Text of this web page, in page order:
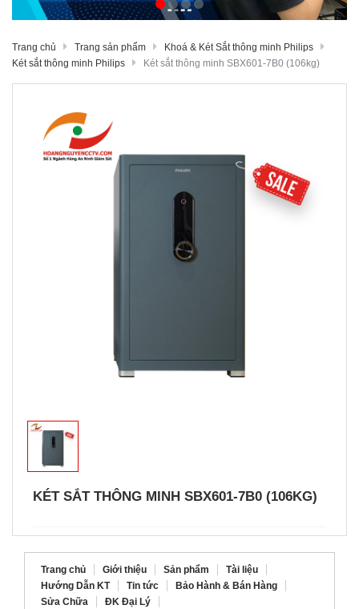
Trang chủ Trang sản phẩm
Khoá & Két Sắt thông minh Philips
Két sắt thông minh Philips
Két sắt thông minh SBX601-7B0 (106kg)
KÉT SẮT THÔNG MINH SBX601-7B0 (106KG)
Trang chủ Giới thiệu Sản phẩm
Tài liệu
Hướng Dẫn KT
Tin tức
Bảo Hành & Bán Hàng
Sửa Chữa
ĐK Đại Lý